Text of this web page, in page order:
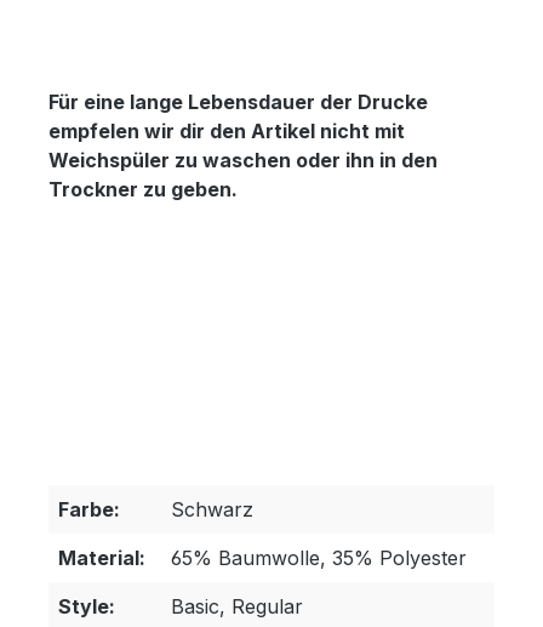
Für eine lange Lebensdauer der Drucke
empfelen wir dir den Artikel nicht mit
Weichspüler zu waschen oder ihn in den
Trockner zu geben.
Farbe:
Schwarz
Material:
65% Baumwolle, 35% Polyester
Style:
Basic, Regular